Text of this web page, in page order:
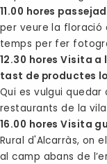
11.00 hores
per veure la floració
temps per fer
12.30 hores Visita a
tast de productes
Qui es vulgui
restaurants de la
16.00 hores Visita
Rural d'Alcarràs, on
al camp abans de